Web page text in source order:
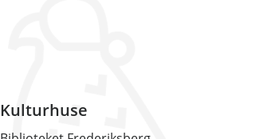
Kulturhuse